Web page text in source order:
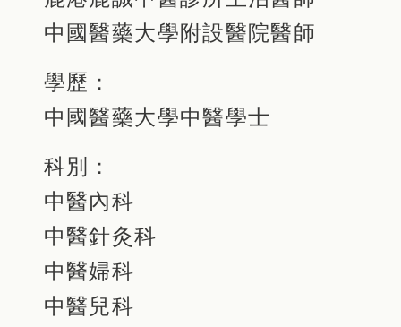
中國醫藥大學附設醫院醫師
學歷：
中國醫藥大學中醫學士
科別：
中醫內科
中醫針灸科
中醫婦科
中醫兒科